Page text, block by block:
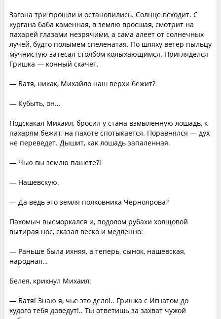
Загона три прошли и остановились. Солнце всходит. С
кургана баба каменная, в землю вросшая, смотрит на
пахарей глазами незрячими, а сама алеет от солнечных
лучей, будто полымем спеленатая. По шляху ветер пыльцу
мучнистую затесал столбом колыхающимся. Пригляделся
Гришка — конный скачет.
— Батя, никак, Михайло наш верхи бежит?
— Кубыть, он…
Подскакал Михаил, бросил у стана взмыленную лошадь, к
пахарям бежит, на пахоте спотыкается. Поравнялся — дух
не переведет. Дышит, как лошадь запаленная.
— Чью вы землю пашете?!
— Нашевскую.
— Да ведь это земля полковника Черноярова?
Пахомыч высморкался и, подолом рубахи холщовой
вытирая нос, сказал веско и медленно:
— Раньше была ихняя, а теперь, сынок, нашевская,
народная…
Белея, крикнул Михаил:
— Батя! Знаю я, чье это дело!.. Гришка с Игнатом до
худого тебя доведут!.. Ты ответишь за захват чужой